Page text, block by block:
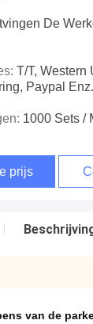
De
T/T, Western
Paypal
1000 Sets /
prijs
van de